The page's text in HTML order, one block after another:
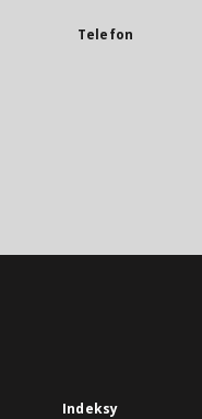
Telefon
Indeksy